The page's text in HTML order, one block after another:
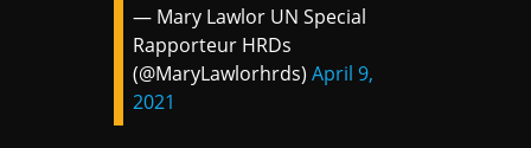
— Mary Lawlor UN Special
Rapporteur HRDs
(@MaryLawlorhrds)April 9,
2021